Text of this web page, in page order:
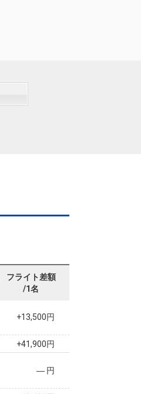
フライト差額
/1名
+6,600円
選択中
+13,500円
+41,900円
― 円